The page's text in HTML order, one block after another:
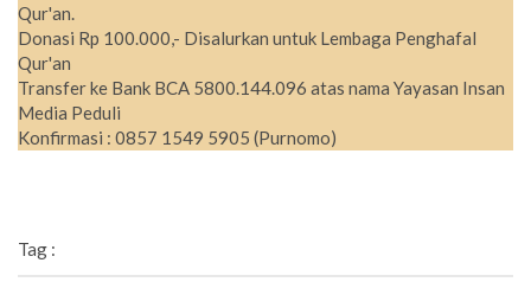
Qur'an.
Donasi Rp 100.000,- Disalurkan untuk Lembaga Penghafal
Qur'an
Transfer ke Bank BCA 5800.144.096 atas nama Yayasan Insan
Media Peduli
Konfirmasi : 0857 1549 5905 (Purnomo)
Tag :